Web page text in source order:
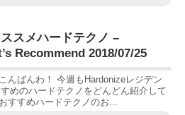
スメハードテクノ –
Recommend 2018/07/25
んばんわ！ 今週もHardonizeレジデン
すめのハードテクノをどんどん紹介して
すすめハードテクノのお...